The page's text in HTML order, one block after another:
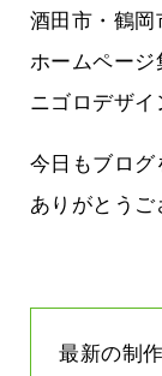
酒田市・鶴岡
ホームページ
ニゴロデザイ
今日もブログ
ありがとうご
最新の制
通信を持